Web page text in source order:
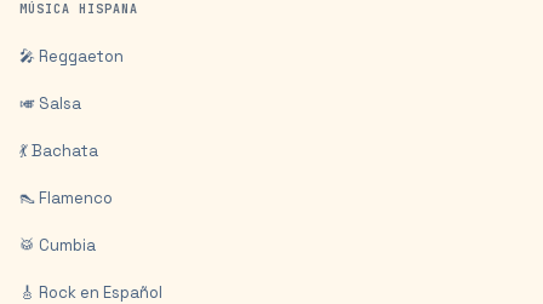
MÚSICA HISPANA
🎤 Reggaeton
🎺 Salsa
💃 Bachata
👠 Flamenco
🥁 Cumbia
🎸 Rock en Español